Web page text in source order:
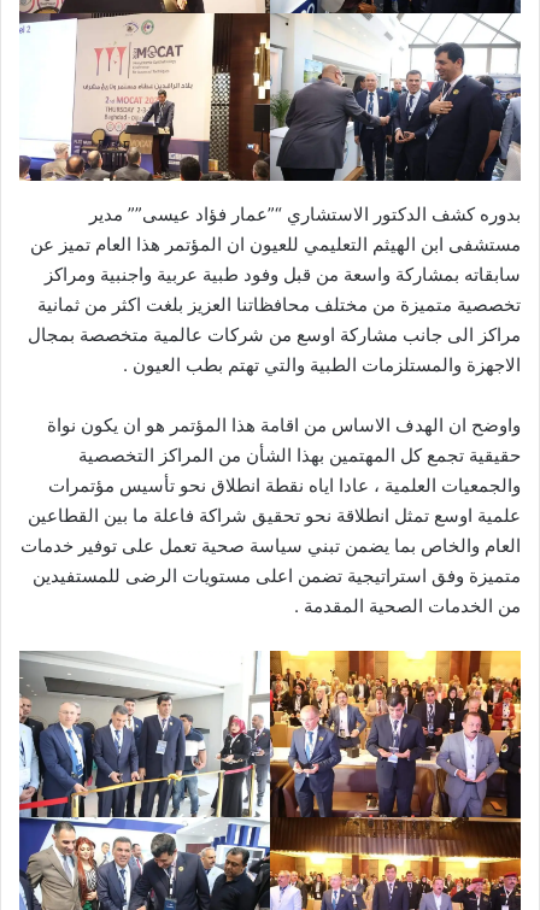
بدوره كشف الدكتور الاستشاري “”عمار فؤاد عيسى”” مدير
مستشفى ابن الهيثم التعليمي للعيون ان المؤتمر هذا العام تميز عن
سابقاته بمشاركة واسعة من قبل وفود طبية عربية واجنبية ومراكز
تخصصية متميزة من مختلف محافظاتنا العزيز بلغت اكثر من ثمانية
مراكز الى جانب مشاركة اوسع من شركات عالمية متخصصة بمجال
الاجهزة والمستلزمات الطبية والتي تهتم بطب العيون .
واوضح ان الهدف الاساس من اقامة هذا المؤتمر هو ان يكون نواة
حقيقية تجمع كل المهتمين بهذا الشأن من المراكز التخصصية
والجمعيات العلمية ، عادا اياه نقطة انطلاق نحو تأسيس مؤتمرات
علمية اوسع تمثل انطلاقة نحو تحقيق شراكة فاعلة ما بين القطاعين
العام والخاص بما يضمن تبني سياسة صحية تعمل على توفير خدمات
متميزة وفق استراتيجية تضمن اعلى مستويات الرضى للمستفيدين
من الخدمات الصحية المقدمة .